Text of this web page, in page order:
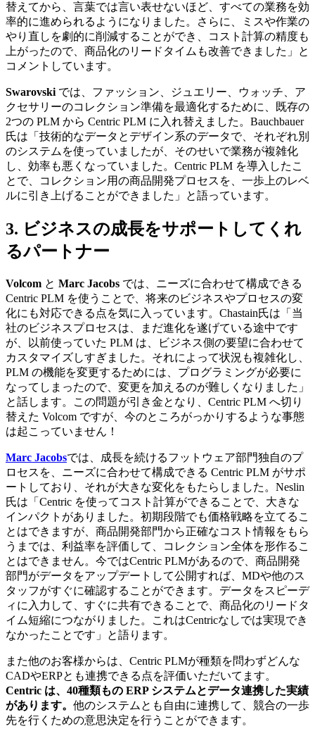
替えてから、言葉では言い表せないほど、すべての業務を効
率的に進められるようになりました。さらに、ミスや作業の
やり直しを劇的に削減することができ、コスト計算の精度も
上がったので、商品化のリードタイムも改善できました」と
コメントしています。
Swarovski では、ファッション、ジュエリー、ウォッチ、ア
クセサリーのコレクション準備を最適化するために、既存の
2つの PLM から Centric PLM に入れ替えました。Bauchbauer
氏は「技術的なデータとデザイン系のデータで、それぞれ別
のシステムを使っていましたが、そのせいで業務が複雑化
し、効率も悪くなっていました。Centric PLM を導入したこ
とで、コレクション用の商品開発プロセスを、一歩上のレベ
ルに引き上げることができました」と語っています。
3. ビジネスの成長をサポートしてくれ
るパートナー
Volcom と Marc Jacobs では、ニーズに合わせて構成できる
Centric PLM を使うことで、将来のビジネスやプロセスの変
化にも対応できる点を気に入っています。Chastain氏は「当
社のビジネスプロセスは、まだ進化を遂げている途中です
が、以前使っていた PLM は、ビジネス側の要望に合わせて
カスタマイズしすぎました。それによって状況も複雑化し、
PLM の機能を変更するためには、プログラミングが必要に
なってしまったので、変更を加えるのが難しくなりました」
と話します。この問題が引き金となり、Centric PLM へ切り
替えた Volcom ですが、今のところがっかりするような事態
は起こっていません！
Marc Jacobsでは、成長を続けるフットウェア部門独自のプ
ロセスを、ニーズに合わせて構成できる Centric PLM がサポ
ートしており、それが大きな変化をもたらしました。Neslin
氏は「Centric を使ってコスト計算ができることで、大きな
インパクトがありました。初期段階でも価格戦略を立てるこ
とはできますが、商品開発部門から正確なコスト情報をもら
うまでは、利益率を評価して、コレクション全体を形作るこ
とはできません。今ではCentric PLMがあるので、商品開発
部門がデータをアップデートして公開すれば、MDや他のス
タッフがすぐに確認することができます。データをスピーデ
ィに入力して、すぐに共有できることで、商品化のリードタ
イム短縮につながりました。これはCentricなしでは実現でき
なかったことです」と語ります。
また他のお客様からは、Centric PLMが種類を問わずどんな
CADやERPとも連携できる点を評価いただいてます。
Centric は、40種類もの ERP システムとデータ連携した実績
があります。 他のシステムとも自由に連携して、競合の一歩
先を行くための意思決定を行うことができます。